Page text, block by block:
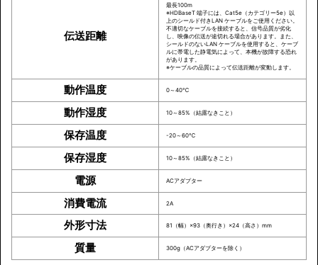
伝送距離
最長100m
※HDBaseT 端子には、Cat5e（カテゴリー5e）以
上のシールド付きLAN ケーブルをご使用ください。
不適切なケーブルを接続すると、信号品質が劣化
し、映像の伝送が途切れる場合があります。また、
シールドのないLAN ケーブルを使用すると、ケーブ
ルに帯電した静電気によって、本機が故障する恐れ
があります。
※ケーブルの品質によって伝送距離が変動します。
動作温度 0～40℃
動作湿度 10～85%（結露なきこと）
保存温度 -20～60℃
保存湿度 10～85%（結露なきこと）
電源 ACアダプター
消費電流 2A
外形寸法 81（幅）×93（奥行き）×24（高さ）mm
質量 300g（ACアダプターを除く）